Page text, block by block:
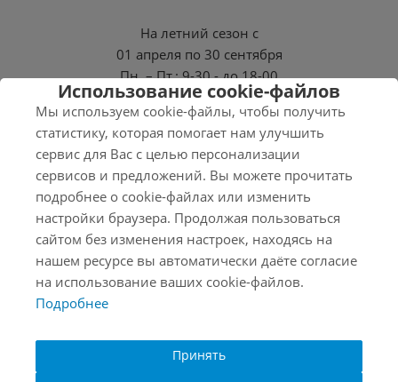
Использование cookie-файлов
Мы используем cookie-файлы, чтобы получить
статистику, которая помогает нам улучшить
сервис для Вас с целью персонализации
сервисов и предложений. Вы можете прочитать
подробнее о cookie-файлах или изменить
настройки браузера. Продолжая пользоваться
сайтом без изменения настроек, находясь на
нашем ресурсе вы автоматически даёте согласие
на использование ваших cookie-файлов.
Подробнее
Принять
На летний сезон с
01 апреля по 30 сентября
Пн. – Пт.: 9-30 - до 18-00
СБ, ВС - Выходные
2026 © Нэро
Соглашение на обработку персональных данных
Политика конфиденциальности
Создание